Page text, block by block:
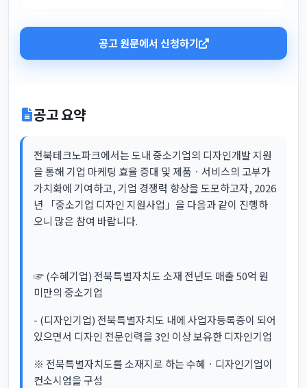
공고 원문에서 신청하기
공고 요약
전북테크노파크에서는 도내 중소기업의 디자인개발 지원
을 통해 기업 마케팅 효율 증대 및 제품ㆍ서비스의 고부가
가치화에 기여하고, 기업 경쟁력 향상을 도모하고자, 2026
년 「중소기업 디자인 지원사업」을 다음과 같이 진행하
오니 많은 참여 바랍니다.
☞ (수혜기업) 전북특별자치도 소재 전년도 매출 50억 원
미만의 중소기업
- (디자인기업) 전북특별자치도 내에 사업자등록증이 되어
있으면서 디자인 전문인력을 3인 이상 보유한 디자인기업
※ 전북특별자치도를 소재지로 하는 수혜ㆍ디자인기업이
컨소시엄을 구성